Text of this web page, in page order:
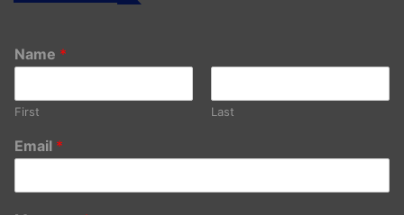
Name *
First Last
Email *